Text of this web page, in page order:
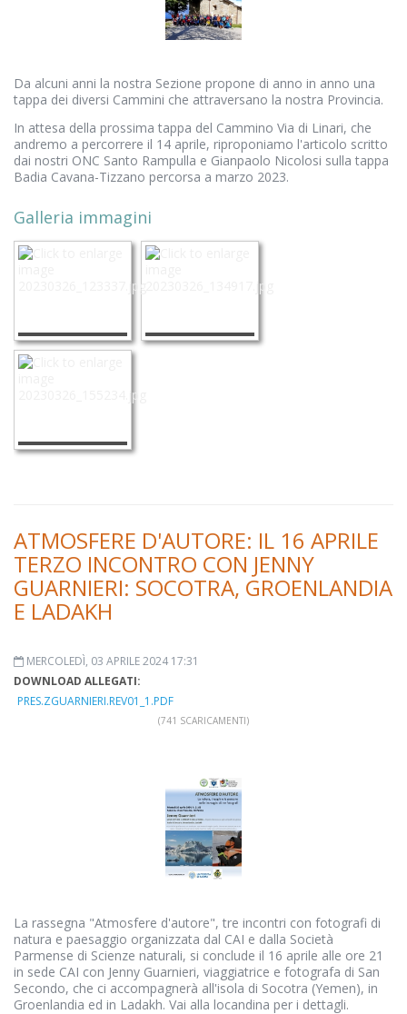
Da alcuni anni la nostra Sezione propone di anno in anno una
tappa dei diversi Cammini che attraversano la nostra Provincia.
In attesa della prossima tappa del Cammino Via di Linari, che
andremo a percorrere il 14 aprile, riproponiamo l'articolo scritto
dai nostri ONC Santo Rampulla e Gianpaolo Nicolosi sulla tappa
Badia Cavana-Tizzano percorsa a marzo 2023.
Galleria immagini
ATMOSFERE D'AUTORE: IL 16 APRILE
TERZO INCONTRO CON JENNY
GUARNIERI: SOCOTRA, GROENLANDIA
E LADAKH
MERCOLEDÌ, 03 APRILE 2024 17:31
DOWNLOAD ALLEGATI:
PRES.ZGUARNIERI.REV01_1.PDF
(741 SCARICAMENTI)
La rassegna "Atmosfere d'autore", tre incontri con fotografi di
natura e paesaggio organizzata dal CAI e dalla Società
Parmense di Scienze naturali, si conclude il 16 aprile alle ore 21
in sede CAI con Jenny Guarnieri, viaggiatrice e fotografa di San
Secondo, che ci accompagnerà all'isola di Socotra (Yemen), in
Groenlandia ed in Ladakh. Vai alla locandina per i dettagli.